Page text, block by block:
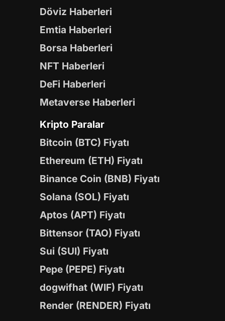
Döviz Haberleri
Emtia Haberleri
Borsa Haberleri
NFT Haberleri
DeFi Haberleri
Metaverse Haberleri
Kripto Paralar
Bitcoin (BTC) Fiyatı
Ethereum (ETH) Fiyatı
Binance Coin (BNB) Fiyatı
Solana (SOL) Fiyatı
Aptos (APT) Fiyatı
Bittensor (TAO) Fiyatı
Sui (SUI) Fiyatı
Pepe (PEPE) Fiyatı
dogwifhat (WIF) Fiyatı
Render (RENDER) Fiyatı